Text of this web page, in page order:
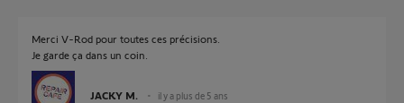
Merci V-Rod pour toutes ces précisions.
Je garde ça dans un coin.
JACKY M. il y a plus de 5 ans